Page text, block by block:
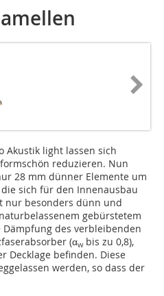
Akustik light lassen sich
reduzieren. Nun
28 mm dünner Elemente um
sich für den Innenausbau
nur besonders dünn und
gebürstetem
des verbleibenden
(αw bis zu 0,8),
Decklage befinden. Diese
werden, so dass der